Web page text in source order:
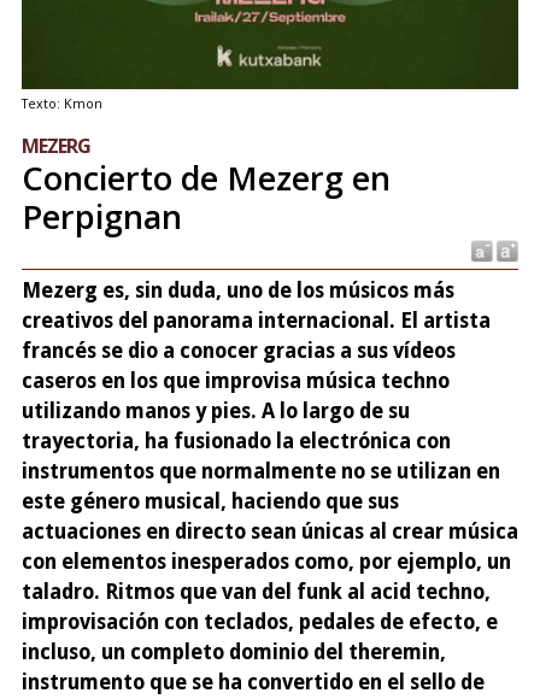
Texto: Kmon
MEZERG
Concierto de Mezerg en
Perpignan
Mezerg es, sin duda, uno de los músicos más
creativos del panorama internacional. El artista
francés se dio a conocer gracias a sus vídeos
caseros en los que improvisa música techno
utilizando manos y pies. A lo largo de su
trayectoria, ha fusionado la electrónica con
instrumentos que normalmente no se utilizan en
este género musical, haciendo que sus
actuaciones en directo sean únicas al crear música
con elementos inesperados como, por ejemplo, un
taladro. Ritmos que van del funk al acid techno,
improvisación con teclados, pedales de efecto, e
incluso, un completo dominio del theremin,
instrumento que se ha convertido en el sello de